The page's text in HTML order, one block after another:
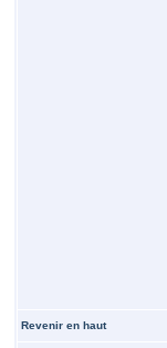
Revenir en haut